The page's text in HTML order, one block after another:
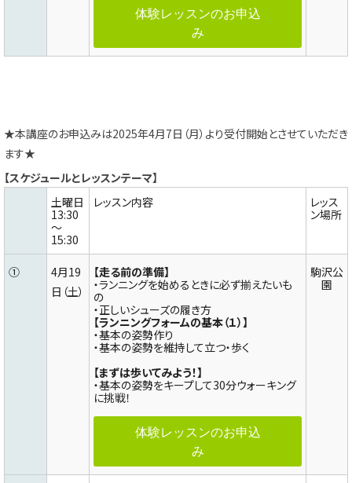
体験レッスンのお申込
み
★本講座のお申込みは2025年4月7日（月）より受付開始とさせていただき
ます★
【スケジュールとレッスンテーマ】
土曜日
13:30
～
15:30
レッスン内容
レッス
ン場所
①
4月19
日（土）
【走る前の準備】
・ランニングを始めるときに必ず揃えたいも
の
・正しいシューズの履き方
【ランニングフォームの基本（１）】
・基本の姿勢作り
・基本の姿勢を維持して立つ・歩く
【まずは歩いてみよう！】
・基本の姿勢をキープして30分ウォーキング
に挑戦！
体験レッスンのお申込
み
駒沢公
園